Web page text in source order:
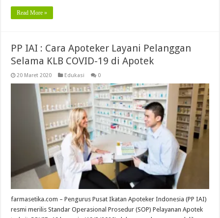
Read More »
PP IAI : Cara Apoteker Layani Pelanggan
Selama KLB COVID-19 di Apotek
20 Maret 2020 Edukasi 0
farmasetika.com – Pengurus Pusat Ikatan Apoteker Indonesia (PP IAI)
resmi merilis Standar Operasional Prosedur (SOP) Pelayanan Apotek